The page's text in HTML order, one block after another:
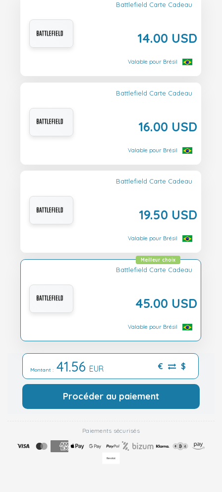
Battlefield Carte Cadeau
14.00 USD
Valable pour Brésil
Battlefield Carte Cadeau
16.00 USD
Valable pour Brésil
Battlefield Carte Cadeau
19.50 USD
Valable pour Brésil
Battlefield Carte Cadeau
45.00 USD
Meilleur choix
Valable pour Brésil
Montant : 41.56 EUR € $
Procéder au paiement
Paiements sécurisés